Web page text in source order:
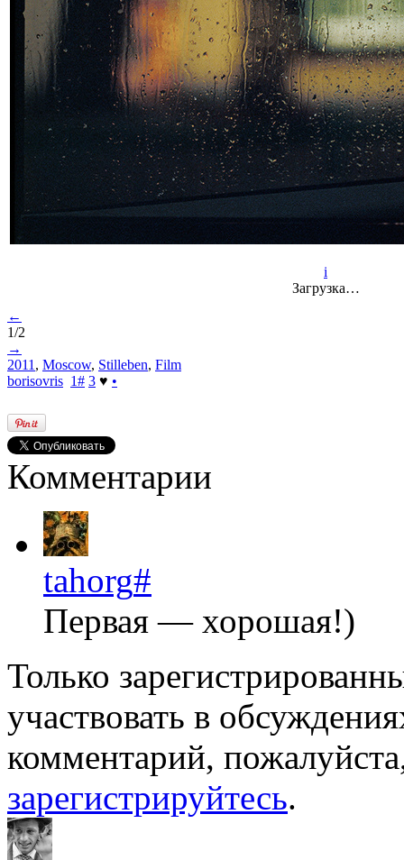
i
Загрузка…
←
1/2
→
2011 , Moscow, Stilleben, Film
borisovris 1# 3 ♥ •
Комментарии
tahorg#
Первая — хорошая!)
Только
участвовать в
комментарий,
зарегистрируйтесь.